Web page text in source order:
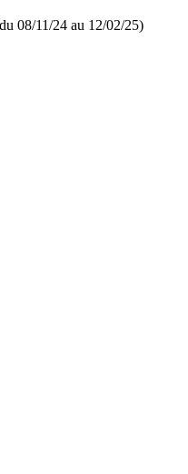
08/11/24 au 12/02/25)